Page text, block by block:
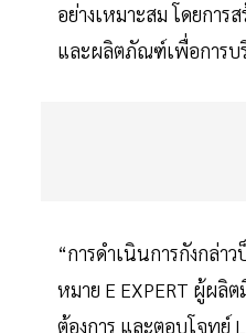
อย่างเหมาะสม โดยกา
และผลิตภัณฑ์เพื่อการบ
“การดำเนินการกังกล่า
หมาย E EXPERT ผู้ผลิ
ต้องการ และตอบโจทย์